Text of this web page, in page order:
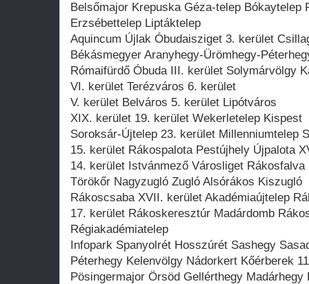
Belsőmajor Krepuska Géza-telep Bókaytelep
Erzsébettelep Liptáktelep
Aquincum Újlak Óbudaisziget 3. kerület
Békásmegyer Aranyhegy-Ürömhegy-
Rómaifürdő Óbuda III. kerület Solymárvölgy
VI. kerület Terézváros 6. kerület
V. kerület Belváros 5. kerület Lipótváros
XIX. kerület 19. kerület Wekerletelep Kispest
Soroksár-Újtelep 23. kerület Millenniumtelep
15. kerület Rákospalota Pestújhely Újpalota
14. kerület Istvánmező Városliget
Törökőr Nagyzugló Zugló Alsórákos Kiszugló
Rákoscsaba XVII. kerület Akadémiaújtelep
17. kerület Rákoskeresztúr Madárdomb
Régiakadémiatelep
Infopark Spanyolrét Hosszúrét Sashegy
Péterhegy Kelenvölgy Nádorkert Kőérberek
Pösingermajor Örsöd Gellérthegy Madárhegy